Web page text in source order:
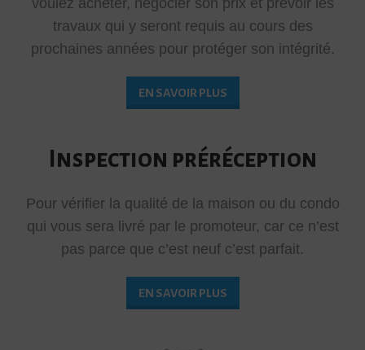
voulez acheter, négocier son prix et prévoir les
travaux qui y seront requis au cours des
prochaines années pour protéger son intégrité.
EN SAVOIR PLUS
Inspection préréception
Pour vérifier la qualité de la maison ou du condo
qui vous sera livré par le promoteur, car ce n’est
pas parce que c’est neuf c’est parfait.
EN SAVOIR PLUS